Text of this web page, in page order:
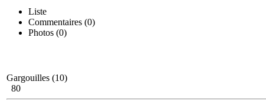
Liste
Commentaires (0)
Photos (0)
Gargouilles (10)
80